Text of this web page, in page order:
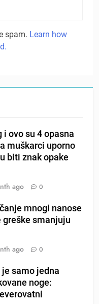
spam. Learn how
i ovo su 4 opasna
muškarci uporno
biti znak opake
ago 0
mnogi nanose
greške smanjuju
ago 0
samo jedna
noge: